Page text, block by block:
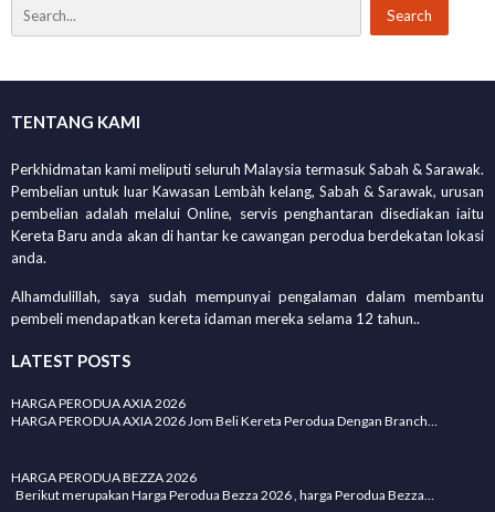
TENTANG KAMI
Perkhidmatan kami meliputi seluruh Malaysia termasuk Sabah & Sarawak.
Pembelian untuk luar Kawasan Lembàh kelang, Sabah & Sarawak, urusan
pembelian adalah melalui Online, servis penghantaran disediakan iaitu
Kereta Baru anda akan di hantar ke cawangan perodua berdekatan lokasi
anda.
Alhamdulillah, saya sudah mempunyai pengalaman dalam membantu
pembeli mendapatkan kereta idaman mereka selama 12 tahun..
LATEST POSTS
HARGA PERODUA AXIA 2026
HARGA PERODUA AXIA 2026 Jom Beli Kereta Perodua Dengan Branch…
HARGA PERODUA BEZZA 2026
Berikut merupakan Harga Perodua Bezza 2026 , harga Perodua Bezza…